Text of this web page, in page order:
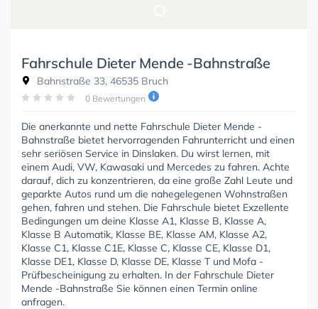
Fahrschule Dieter Mende -Bahnstraße
Bahnstraße 33, 46535 Bruch
0 Bewertungen
Die anerkannte und nette Fahrschule Dieter Mende -
Bahnstraße bietet hervorragenden Fahrunterricht und einen
sehr seriösen Service in Dinslaken. Du wirst lernen, mit
einem Audi, VW, Kawasaki und Mercedes zu fahren. Achte
darauf, dich zu konzentrieren, da eine große Zahl Leute und
geparkte Autos rund um die nahegelegenen Wohnstraßen
gehen, fahren und stehen. Die Fahrschule bietet Exzellente
Bedingungen um deine Klasse A1, Klasse B, Klasse A,
Klasse B Automatik, Klasse BE, Klasse AM, Klasse A2,
Klasse C1, Klasse C1E, Klasse C, Klasse CE, Klasse D1,
Klasse DE1, Klasse D, Klasse DE, Klasse T und Mofa -
Prüfbescheinigung zu erhalten. In der Fahrschule Dieter
Mende -Bahnstraße Sie können einen Termin online
anfragen.